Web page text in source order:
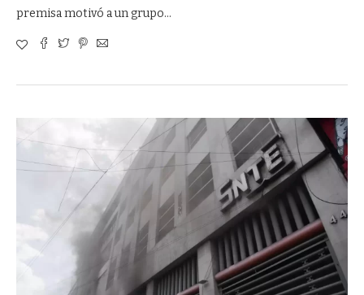
premisa motivó a un grupo…